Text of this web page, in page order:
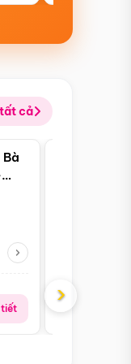
cả
bật
tiết
Giá từ:
›